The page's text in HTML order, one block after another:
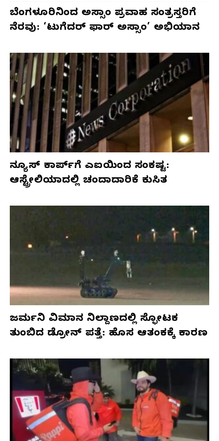
ಬೆಂಗಳೂರಿನಿಂದ ಅಸ್ಸಾಂ ಪ್ರವಾಹ ಸಂತ್ರಸ್ತರಿಗೆ
ನೆರವು: ‘ಟುಗೆದರ್ ಫಾರ್ ಅಸ್ಸಾಂ’ ಅಭಿಯಾನ
ನ್ಯೂಸ್ ಕಾರ್ಪ್‌ಗೆ ಎಐಯಿಂದ ಸಂಕಷ್ಟ:
ಆಸ್ಟ್ರೇಲಿಯಾದಲ್ಲಿ ಚಂದಾದಾರಿಕೆ ಕುಸಿತ
ಜರ್ಮನಿ ವಿಮಾನ ನಿಲ್ದಾಣದಲ್ಲಿ ಸ್ಫೋಟಕ
ತುಂಬಿದ ಡ್ರೋನ್ ಪತ್ತೆ: ಹೊಸ ಆತಂಕಕ್ಕೆ ಕಾರಣ